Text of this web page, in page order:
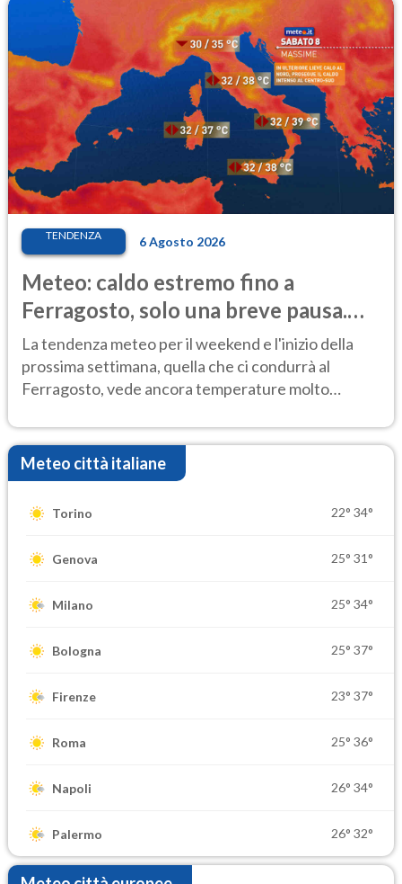
TENDENZA 6 Agosto 2026
Meteo: caldo estremo fino a
Ferragosto, solo una breve pausa.
Ecco dove
La tendenza meteo per il weekend e l'inizio della
prossima settimana, quella che ci condurrà al
Ferragosto, vede ancora temperature molto
Meteo città italiane
Torino 22° 34°
Genova 25° 31°
Milano 25° 34°
Bologna 25° 37°
Firenze 23° 37°
Roma 25° 36°
Napoli 26° 34°
Palermo 26° 32°